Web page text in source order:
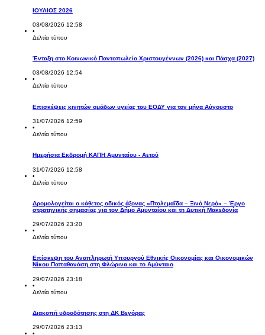
ΙΟΥΛΙΟΣ 2026
03/08/2026 12:58
•
Δελτία τύπου
Ένταξη στο Κοινωνικό Παντοπωλείο Χριστουγέννων (2026) και Πάσχα (2027)
03/08/2026 12:54
•
Δελτία τύπου
Επισκέψεις κινητών ομάδων υγείας του ΕΟΔΥ για τον μήνα Αύγουστο
31/07/2026 12:59
•
Δελτία τύπου
Ημερήσια Εκδρομή ΚΑΠΗ Αμυνταίου - Αετού
31/07/2026 12:58
•
Δελτία τύπου
Δρομολογείται ο κάθετος οδικός άξονας «Πτολεμαΐδα – Ξινό Νερό» – Έργο
στρατηγικής σημασίας για τον Δήμο Αμυνταίου και τη Δυτική Μακεδονία
29/07/2026 23:20
•
Δελτία τύπου
Επίσκεψη του Αναπληρωτή Υπουργού Εθνικής Οικονομίας και Οικονομικών
Νίκου Παπαθανάση στη Φλώρινα και το Αμύνταιο
29/07/2026 23:18
•
Δελτία τύπου
Διακοπή υδροδότησης στη ΔΚ Βεγόρας
29/07/2026 23:13